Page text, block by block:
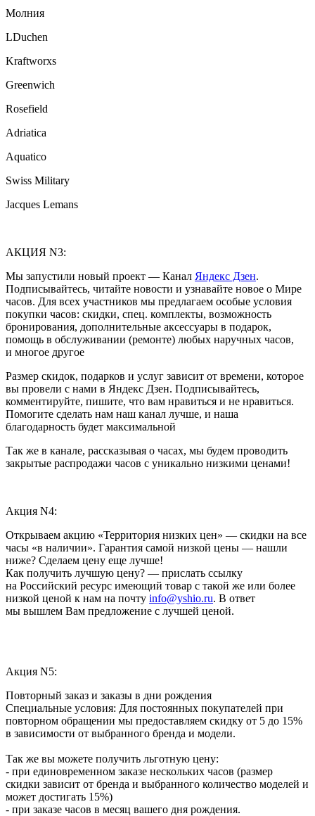
Молния
LDuchen
Kraftworxs
Greenwich
Rosefield
Adriatica
Aquatico
Swiss Military
Jacques Lemans
АКЦИЯ N3:
Мы запустили новый проект — Канал Яндекс Дзен.
Подписывайтесь, читайте новости и узнавайте новое о Мире
часов. Для всех участников мы предлагаем особые условия
покупки часов: скидки, спец. комплекты, возможность
бронирования, дополнительные аксессуары в подарок,
помощь в обслуживании (ремонте) любых наручных часов,
и многое другое
Размер скидок, подарков и услуг зависит от времени, которое
вы провели с нами в Яндекс Дзен. Подписывайтесь,
комментируйте, пишите, что вам нравиться и не нравиться.
Помогите сделать нам наш канал лучше, и наша
благодарность будет максимальной
Так же в канале, рассказывая о часах, мы будем проводить
закрытые распродажи часов с уникально низкими ценами!
Акция N4:
Открываем акцию «Территория низких цен» — скидки на все
часы «в наличии». Гарантия самой низкой цены — нашли
ниже? Сделаем цену еще лучше!
Как получить лучшую цену? — прислать ссылку
на Российский ресурс имеющий товар с такой же или более
низкой ценой к нам на почту info@yshio.ru. В ответ
мы вышлем Вам предложение с лучшей ценой.
Акция N5:
Повторный заказ и заказы в дни рождения
Специальные условия: Для постоянных покупателей при
повторном обращении мы предоставляем скидку от 5 до 15%
в зависимости от выбранного бренда и модели.
Так же вы можете получить льготную цену:
- при единовременном заказе нескольких часов (размер
скидки зависит от бренда и выбранного количество моделей и
может достигать 15%)
- при заказе часов в месяц вашего дня рождения.